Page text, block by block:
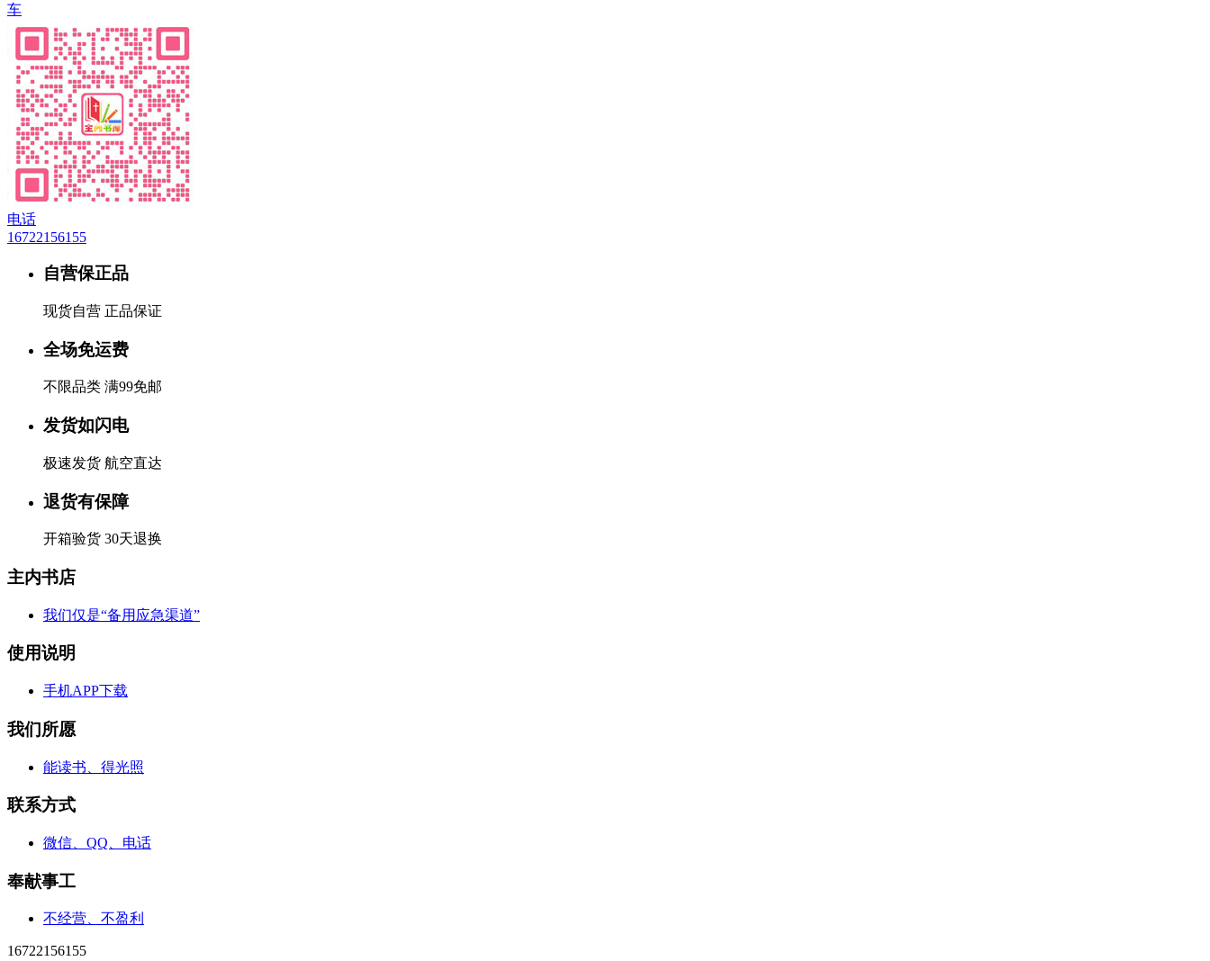
车
电话
16722156155
自营保正品
现货自营 正品保证
全场免运费
不限品类 满99免邮
发货如闪电
极速发货 航空直达
退货有保障
开箱验货 30天退换
主内书店
我们仅是“备用应急渠道”
使用说明
手机APP下载
我们所愿
能读书、得光照
联系方式
微信、QQ、电话
奉献事工
不经营、不盈利
16722156155